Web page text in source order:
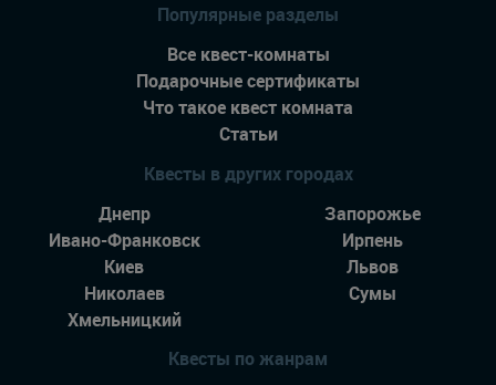
Популярные разделы
Все квест-комнаты
Подарочные сертификаты
Что такое квест комната
Статьи
Квесты в других городах
Днепр
Запорожье
Ивано-Франковск
Ирпень
Киев
Львов
Николаев
Сумы
Хмельницкий
Квесты по жанрам